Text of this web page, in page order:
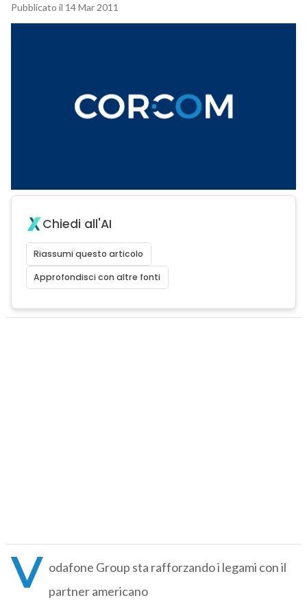
Pubblicato il 14 Mar 2011
Chiedi all'AI
Riassumi questo articolo
Approfondisci con altre fonti
V odafone Group sta rafforzando i legami con il
partner americano